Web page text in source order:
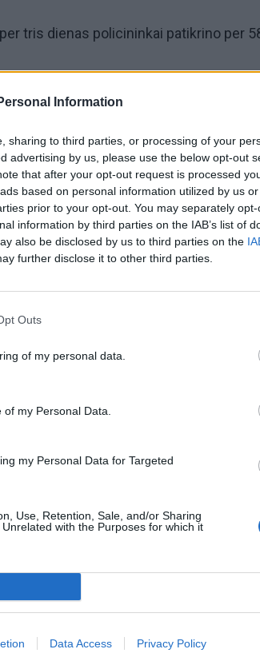
Information
sharing to third parties, or processing of your
advertising by us, please use the below opt-out
that after your opt-out request is processed
based on personal information utilized by us
prior to your opt-out. You may separately
information by third parties on the IAB’s list of
also be disclosed by us to third parties on the
further disclose it to other third parties.
Outs
of my personal data.
my Personal Data.
my Personal Data for Targeted
Use, Retention, Sale, and/or Sharing
with the Purposes for which it
Data Access Privacy Policy
tris dienas policininkai patikrino per
(KET) pažeidimų.
jų neturėjo ir teisės vairuoti).
Lietuvos policijos departamento Kelių
ikiteisminis tyrimas.
traukiasi į praeitį: kuo jį pakeis